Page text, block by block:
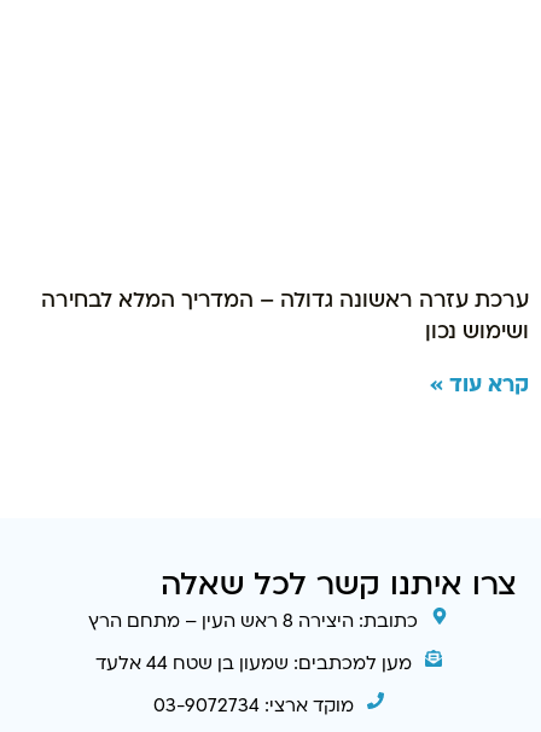
ערכת עזרה ראשונה גדולה – המדריך המלא לבחירה
ושימוש נכון
קרא עוד »
צרו איתנו קשר לכל שאלה
כתובת: היצירה 8 ראש העין – מתחם הרץ
מען למכתבים: שמעון בן שטח 44 אלעד
מוקד ארצי: 03-9072734